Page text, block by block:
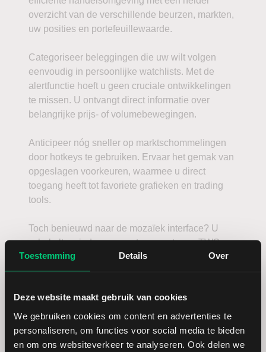
Toestemming Details Over
Deze website maakt gebruik van cookies
We gebruiken cookies om content en advertenties te
personaliseren, om functies voor social media te bieden
en om ons websiteverkeer te analyseren. Ook delen we
overzicht van de verschillende beurzen, markten,
uw posities en portefeuillewaarde.
Categoriseer beleggingen die uw wilt volgen
eenvoudig in persoonlijke watchlists. Met de
alertfunctie hoeft u geen cruciale ontwikkelingen
te missen. U ontvangt direct informatie over
belangrijke prijs- of volumebewegingen.
Anticipeer nóg sneller op marktschommelingen
door hotkeys te gebruiken. Ervaar het gemak van
opgeslagen voorkeuren, waarmee u direct
toegang heeft tot favoriete grafieken en trading
tools.
Toch benieuwd naar de mozaïek interface? U
schakelt op ieder gewenst moment naar TWS
Mosaic.